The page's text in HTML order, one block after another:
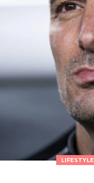
LIFESTYLE